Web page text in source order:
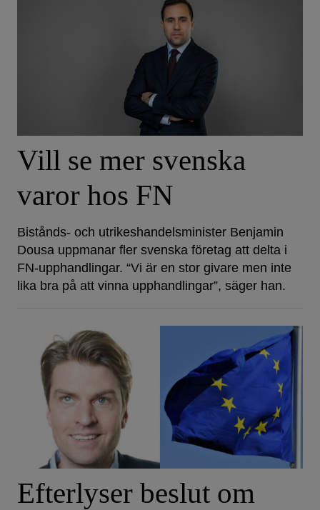
Vill se mer svenska
varor hos FN
Bistånds- och utrikeshandelsminister Benjamin
Dousa uppmanar fler svenska företag att delta i
FN-upphandlingar. “Vi är en stor givare men inte
lika bra på att vinna upphandlingar”, säger han.
Efterlyser beslut om